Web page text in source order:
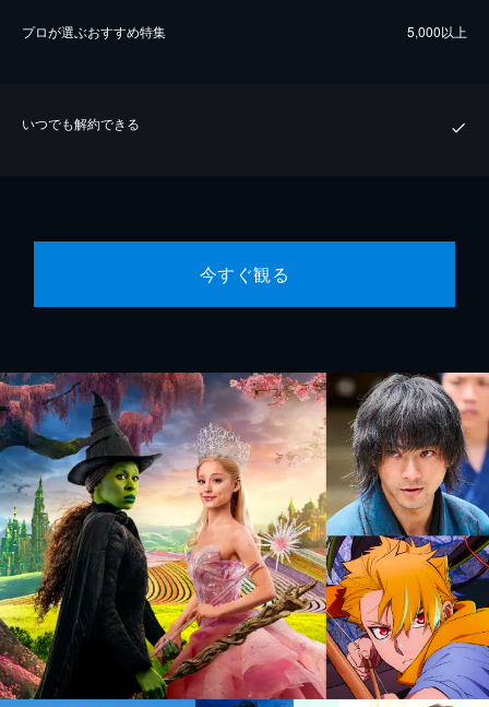
プロが選ぶおすすめ特集 5,000以上
いつでも解約できる
今すぐ観る